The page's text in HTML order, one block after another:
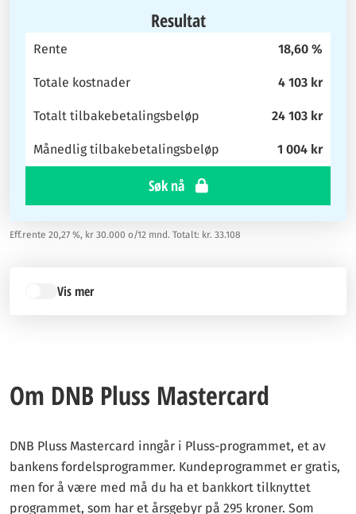
Resultat
Rente 18,60 %
Totale kostnader 4 103 kr
Totalt tilbakebetalingsbeløp 24 103 kr
Månedlig tilbakebetalingsbeløp 1 004 kr
Søk nå
Eff.rente 20,27 %, kr 30.000 o/12 mnd. Totalt: kr. 33.108
Vis mer
Om DNB Pluss Mastercard
DNB Pluss Mastercard inngår i Pluss-programmet, et av
bankens fordelsprogrammer. Kundeprogrammet er gratis,
men for å være med må du ha et bankkort tilknyttet
programmet, som har et årsgebyr på 295 kroner. Som